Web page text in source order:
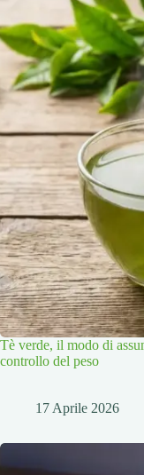
Tè verde, il modo di
controllo del peso
17 Aprile 2026